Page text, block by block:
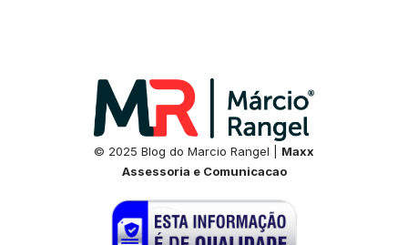
© 2025 Blog do Marcio Rangel | Maxx
Assessoria e Comunicacao